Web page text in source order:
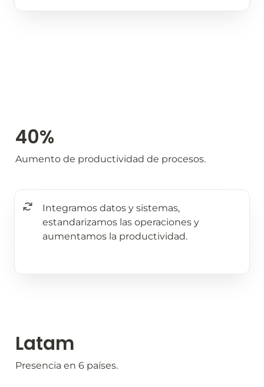
40%
Aumento de productividad de procesos.
Integramos datos y sistemas,
estandarizamos las operaciones y
aumentamos la productividad.
Latam
Presencia en 6 países.